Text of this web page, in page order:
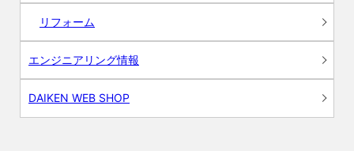
リフォーム
エンジニアリング情報
DAIKEN WEB SHOP